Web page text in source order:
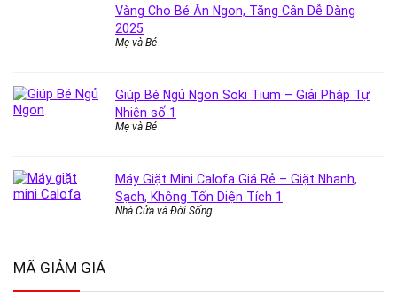
Vàng Cho Bé Ăn Ngon, Tăng Cân Dễ Dàng
2025
Mẹ và Bé
Giúp Bé Ngủ Ngon Soki Tium – Giải Pháp Tự
Nhiên số 1
Mẹ và Bé
Máy Giặt Mini Calofa Giá Rẻ – Giặt Nhanh,
Sạch, Không Tốn Diện Tích 1
Nhà Cửa và Đời Sống
MÃ GIẢM GIÁ